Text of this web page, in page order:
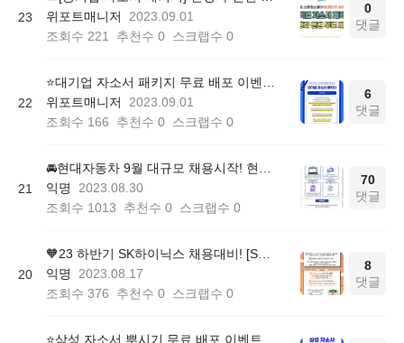
23
위포트매니저
2023.09.01
조회수 221 추천수 0 스크랩수 0
0
댓글
22
위포트매니저
2023.09.01
조회수 166 추천수 0 스크랩수 0
6
댓글
21
익명
2023.08.30
조회수 1013 추천수 0 스크랩수 0
70
댓글
20
익명
2023.08.17
조회수 376 추천수 0 스크랩수 0
8
댓글